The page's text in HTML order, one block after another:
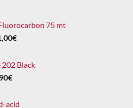
75 mt
€
Black
€
acid